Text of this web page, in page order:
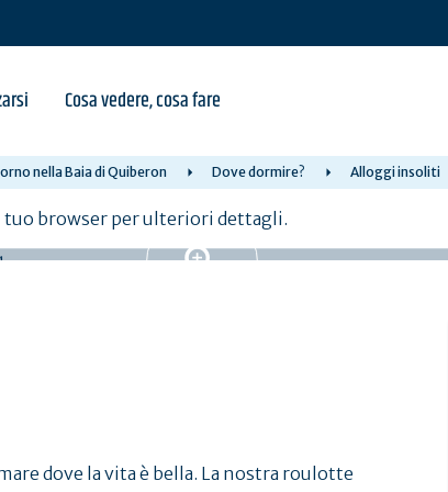
Cosa vedere, cosa fare
nella Baia di Quiberon Dove dormire? Alloggi insoliti
tuo browser per ulteriori dettagli.
dove la vita è bella. La nostra roulotte